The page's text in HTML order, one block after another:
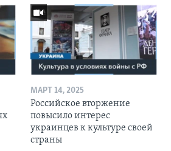
МАРТ 14, 2025
Российское вторжение
повысило интерес
украинцев к культуре своей
страны